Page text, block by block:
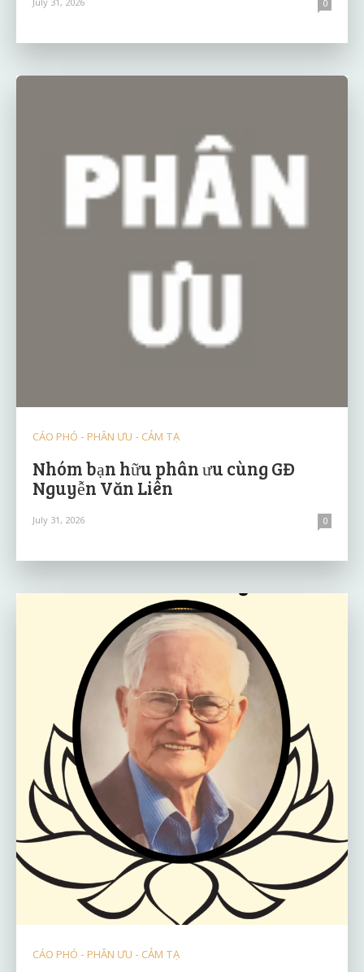
0
CÁO PHÓ - PHÂN ƯU - CẢM TẠ
Nhóm bạn hữu phân ưu cùng GĐ
Nguyễn Văn Liên
July 31, 2026 0
CÁO PHÓ - PHÂN ƯU - CẢM TẠ